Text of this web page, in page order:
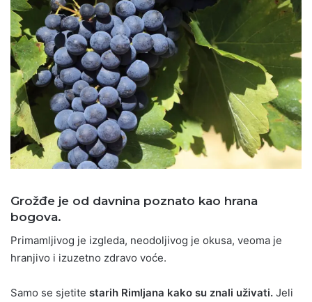
Grožđe je od davnina poznato kao hrana
bogova.
Primamljivog je izgleda, neodoljivog je okusa, veoma je
hranjivo i izuzetno zdravo voće.
Samo se sjetite starih Rimljana kako su znali uživati. Jeli